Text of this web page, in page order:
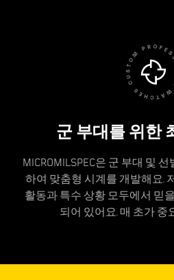
군 부대를 위한
MICROMILSPEC은 군 부대 및
하여 맞춤형 시계를 개발해요.
활동과 특수 상황 모두에서 믿
되어 있어요. 매 초가 중